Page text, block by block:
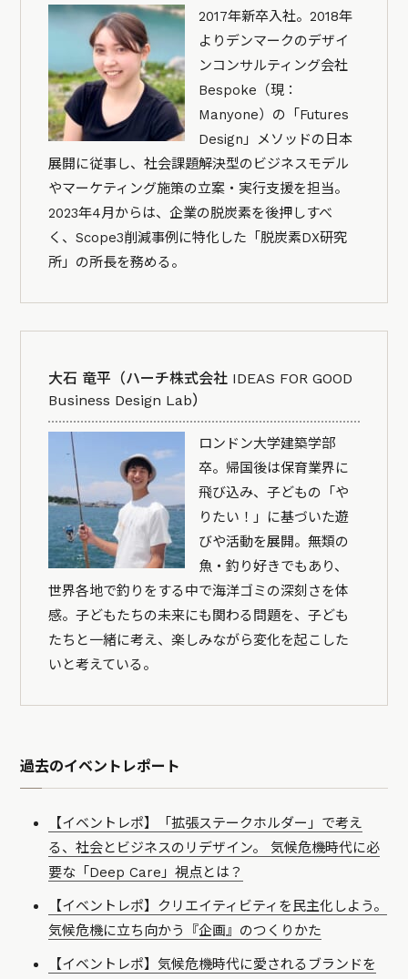
2017年新卒入社。2018年
よりデンマークのデザイ
ンコンサルティング会社
Bespoke（現：
Manyone）の「Futures
Design」メソッドの日本
展開に従事し、社会課題解決型のビジネスモデル
やマーケティング施策の立案・実行支援を担当。
2023年4月からは、企業の脱炭素を後押しすべ
く、Scope3削減事例に特化した「脱炭素DX研究
所」の所長を務める。
大石 竜平（ハーチ株式会社 IDEAS FOR GOOD
Business Design Lab）
ロンドン大学建築学部
卒。帰国後は保育業界に
飛び込み、子どもの「や
りたい！」に基づいた遊
びや活動を展開。無類の
魚・釣り好きでもあり、
世界各地で釣りをする中で海洋ゴミの深刻さを体
感。子どもたちの未来にも関わる問題を、子ども
たちと一緒に考え、楽しみながら変化を起こした
いと考えている。
過去のイベントレポート
【イベントレポ】「拡張ステークホルダー」で考え
る、社会とビジネスのリデザイン。 気候危機時代に必
要な「Deep Care」視点とは？
【イベントレポ】クリエイティビティを民主化しよう。
気候危機に立ち向かう『企画』のつくりかた
【イベントレポ】気候危機時代に愛されるブランドを